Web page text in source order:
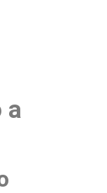
a